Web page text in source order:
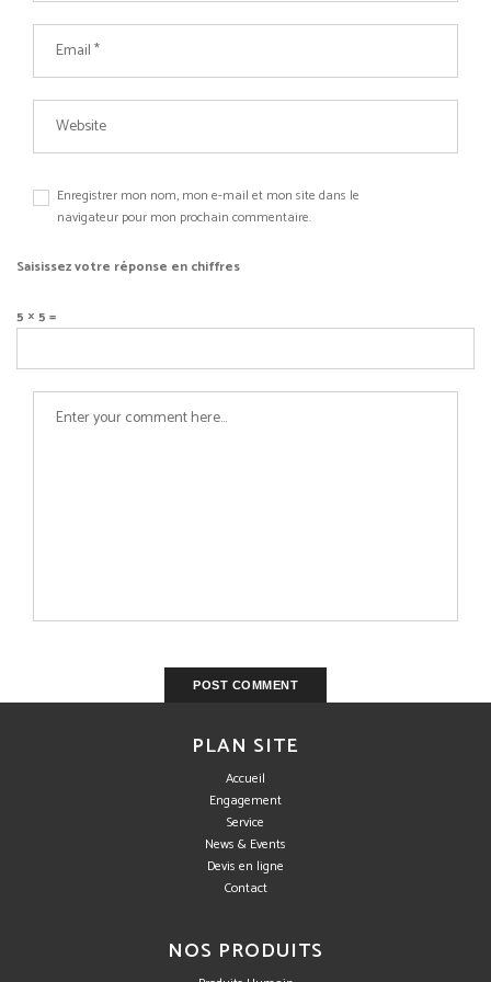
Enregistrer mon nom, mon e-mail et mon site dans le
navigateur pour mon prochain commentaire.
Saisissez votre réponse en chiffres
5 × 5 =
PLAN SITE
Accueil
Engagement
Service
News & Events
Devis en ligne
Contact
NOS PRODUITS